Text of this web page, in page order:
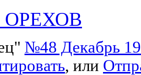
ОРЕХОВ
№48 Декабрь
, или